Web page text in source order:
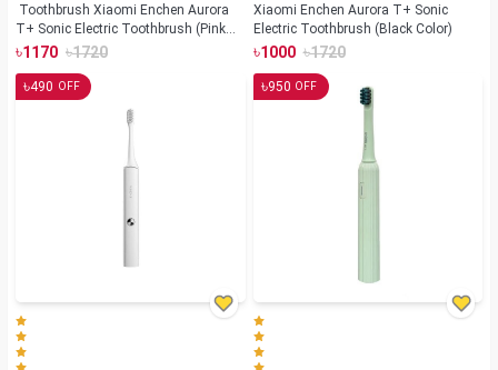
Toothbrush Xiaomi Enchen Aurora
T+ Sonic Electric Toothbrush (Pink
Color)
৳1170 ৳1720
Xiaomi Enchen Aurora T+ Sonic
Electric Toothbrush (Black Color)
৳1000 ৳1720
৳490 OFF ৳950 OFF